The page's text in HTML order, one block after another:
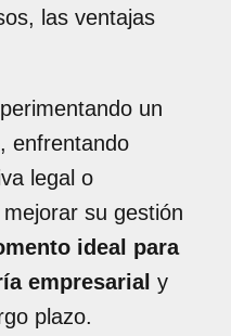
las ventajas
un
enfrentando
legal o
su gestión
ideal para
empresarial y
plazo.